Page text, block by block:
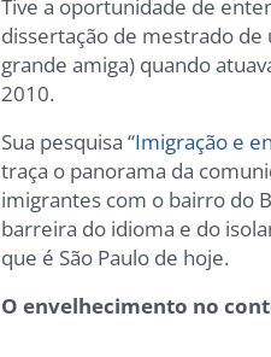
Tive a oportunidade de
dissertação de mestrado de
grande amiga) quando
2010.
Sua pesquisa “Imigração e
traça o panorama da
imigrantes com o bairro do
barreira do idioma e do
que é São Paulo de hoje.
O envelhecimento no